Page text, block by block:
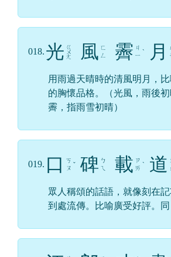
018. 光 ㄍ
ㄨ
ㄤ 風 ㄈ
ㄥ
霽 ㄐ
ㄧ ˋ 月
用雨過天晴時的清風明月，
的胸懷品格。（光風，雨後初
霽，指雨雪初晴）
019. 口
ㄎ
ㄡ ˇ 碑 ㄅ
ㄟ
載 ㄗ
ㄞ ˋ 道
眾人稱頌的話語，就像刻在記
到處流傳。比喻廣受好評。同